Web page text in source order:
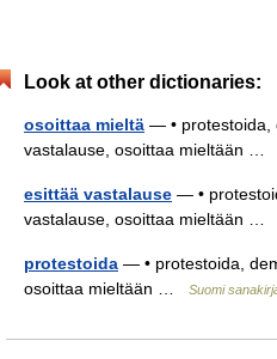
Look at other dictionaries:
osoittaa mieltä — • protestoida,
vastalause, osoittaa mieltään …
esittää vastalause — •
vastalause, osoittaa mieltään …
protestoida — • protestoida,
osoittaa mieltään …
Suomi